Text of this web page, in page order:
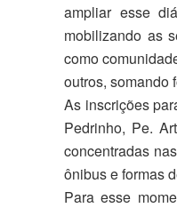
ampliar esse
mobilizando as
como
outros, somando
As inscrições
Pedrinho, Pe.
concentradas
ônibus e formas
Para esse